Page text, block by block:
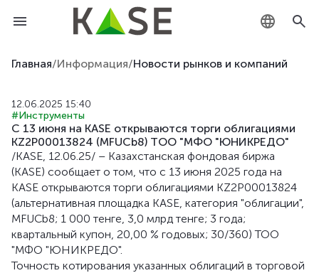
KZ
EN
Главная/Информация/Новости рынков и компаний
12.06.2025 15:40
#Инструменты
С 13 июня на KASE открываются торги облигациями
KZ2P00013824 (MFUCb8) ТОО "МФО "ЮНИКРЕДО"
/KASE, 12.06.25/ – Казахстанская фондовая биржа
(KASE) сообщает о том, что с 13 июня 2025 года на
KASE открываются торги облигациями KZ2P00013824
(альтернативная площадка KASE, категория "облигации",
MFUCb8; 1 000 тенге, 3,0 млрд тенге; 3 года;
квартальный купон, 20,00 % годовых; 30/360) ТОО
"МФО "ЮНИКРЕДО".
Точность котирования указанных облигаций в торговой